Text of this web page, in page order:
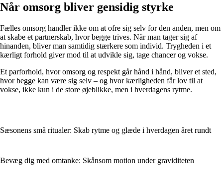
Når omsorg bliver gensidig styrke
Fælles omsorg handler ikke om at ofre sig selv for den anden, men om
at skabe et partnerskab, hvor begge trives. Når man tager sig af
hinanden, bliver man samtidig stærkere som individ. Trygheden i et
kærligt forhold giver mod til at udvikle sig, tage chancer og vokse.
Et parforhold, hvor omsorg og respekt går hånd i hånd, bliver et sted,
hvor begge kan være sig selv – og hvor kærligheden får lov til at
vokse, ikke kun i de store øjeblikke, men i hverdagens rytme.
Sæsonens små ritualer: Skab rytme og glæde i hverdagen året rundt
Bevæg dig med omtanke: Skånsom motion under graviditeten